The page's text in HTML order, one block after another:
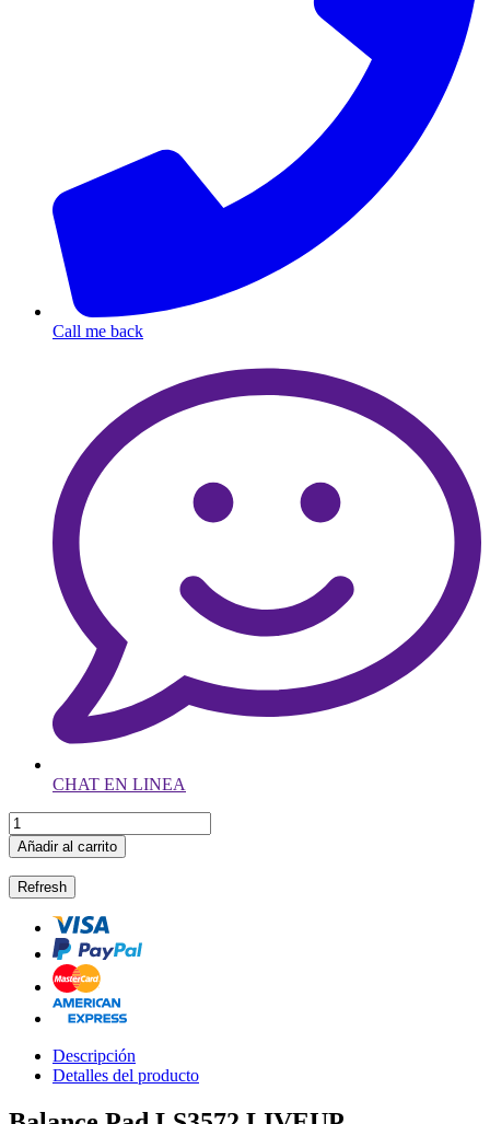
Call me back
CHAT EN LINEA
Añadir al carrito
Descripción
Detalles del producto